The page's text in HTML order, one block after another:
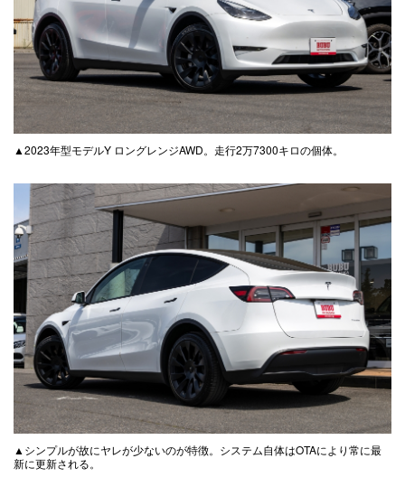
▲2023年型モデルY ロングレンジAWD。走行2万7300キロの個体。
▲シンプルが故にヤレが少ないのが特徴。システム自体はOTAにより常に最
新に更新される。